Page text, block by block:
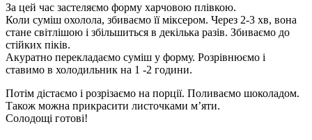
За цей час застеляємо форму харчовою плівкою.
Коли суміш охолола, збиваємо її міксером. Через 2-3 хв, вона
стане світлішою і збільшиться в декілька разів. Збиваємо до
стійких піків.
Акуратно перекладаємо суміш у форму. Розрівнюємо і
ставимо в холодильник на 1 -2 години.
Потім дістаємо і розрізаємо на порції. Поливаємо шоколадом.
Також можна прикрасити листочками м’яти.
Солодощі готові!